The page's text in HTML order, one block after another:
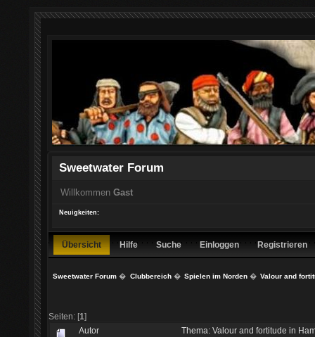
Sweetwater Forum
Willkommen Gast
Neuigkeiten:
Übersicht Hilfe Suche Einloggen Registrieren
Sweetwater Forum � Clubbereich� Spielen im Norden� Valour and
Seiten: [1]
Autor Thema: Valour and fortitude in